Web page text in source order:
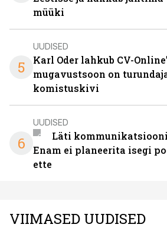
müüki
5
UUDISED
Karl Oder lahkub CV-
mugavustsoon on
komistuskivi
6
UUDISED
Läti
Enam ei planeerita isegi
ette
VIIMASED UUDISED